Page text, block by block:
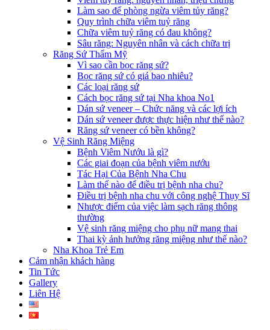
Làm sao để phòng ngừa viêm tủy răng?
Quy trình chữa viêm tuỷ răng
Chữa viêm tuỷ răng có đau không?
Sâu răng: Nguyên nhân và cách chữa trị
Răng Sứ Thẩm Mỹ
Vì sao cần bọc răng sứ?
Bọc răng sứ có giá bao nhiêu?
Các loại răng sứ
Cách bọc răng sứ tại Nha khoa No1
Dán sứ veneer – Chức năng và các lợi ích
Dán sứ veneer được thực hiện như thế nào?
Răng sứ veneer có bền không?
Vệ Sinh Răng Miệng
Bệnh Viêm Nướu là gì?
Các giai đoạn của bệnh viêm nướu
Tác Hại Của Bệnh Nha Chu
Làm thế nào để điều trị bệnh nha chu?
Điều trị bệnh nha chu với công nghệ Thụy Sĩ
Nhược điểm của việc làm sạch răng thông
thường
Vệ sinh răng miệng cho phụ nữ mang thai
Thai kỳ ảnh hưởng răng miệng như thế nào?
Nha Khoa Trẻ Em
Cảm nhận khách hàng
Tin Tức
Gallery
Liên Hệ